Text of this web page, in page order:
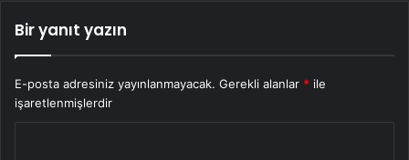
Bir yanıt yazın
E-posta adresiniz yayınlanmayacak. Gerekli alanlar * ile
işaretlenmişlerdir